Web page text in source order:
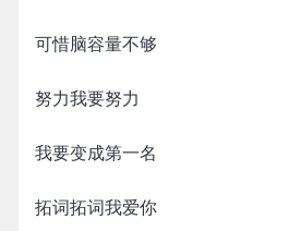
可惜脑容量不够
努力我要努力
我要变成第一名
拓词拓词我爱你